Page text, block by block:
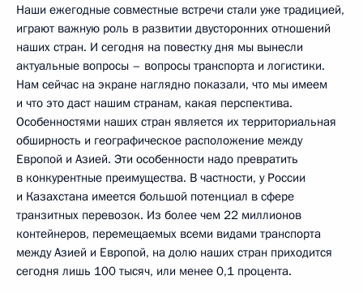
Наши ежегодные совместные встречи стали уже традицией,
играют важную роль в развитии двусторонних отношений
наших стран. И сегодня на повестку дня мы вынесли
актуальные вопросы – вопросы транспорта и логистики.
Нам сейчас на экране наглядно показали, что мы имеем
и что это даст нашим странам, какая перспектива.
Особенностями наших стран является их территориальная
обширность и географическое расположение между
Европой и Азией. Эти особенности надо превратить
в конкурентные преимущества. В частности, у России
и Казахстана имеется большой потенциал в сфере
транзитных перевозок. Из более чем 22 миллионов
контейнеров, перемещаемых всеми видами транспорта
между Азией и Европой, на долю наших стран приходится
сегодня лишь 100 тысяч, или менее 0,1 процента.